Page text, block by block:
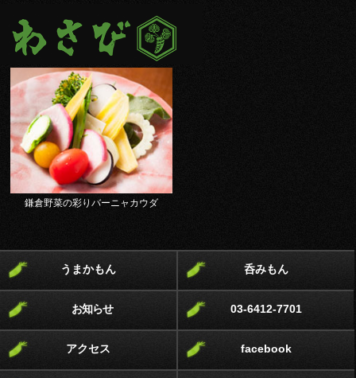
鎌倉野菜の彩りバーニャカウダ
うまかもん 呑みもん
お知らせ 03-6412-7701
アクセス facebook